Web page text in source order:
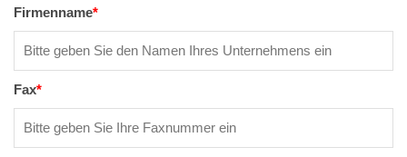
Firmenname*
Fax*